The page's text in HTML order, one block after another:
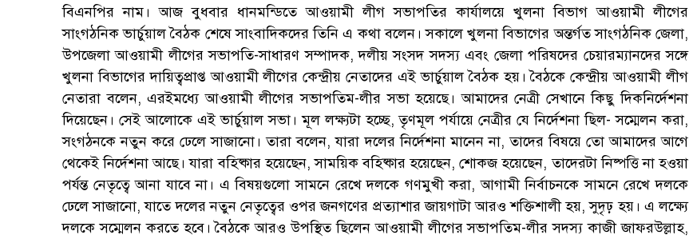
বিএনপির নাম। আজ বুধবার ধানমন্ডিতে আওয়ামী লীগ সভাপতির কার্যালয়ে খুলনা বিভাগ আওয়ামী লীগের
সাংগঠনিক ভার্চুয়াল বৈঠক শেষে সাংবাদিকদের তিনি এ কথা বলেন। সকালে খুলনা বিভাগের অন্তর্গত সাংগঠনিক জেলা,
উপজেলা আওয়ামী লীগের সভাপতি-সাধারণ সম্পাদক, দলীয় সংসদ সদস্য এবং জেলা পরিষদের চেয়ারম্যানদের সঙ্গে
খুলনা বিভাগের দায়িত্বপ্রাপ্ত আওয়ামী লীগের কেন্দ্রীয় নেতাদের এই ভার্চুয়াল বৈঠক হয়। বৈঠকে কেন্দ্রীয় আওয়ামী লীগ
নেতারা বলেন, এরইমধ্যে আওয়ামী লীগের সভাপতিম-লীর সভা হয়েছে। আমাদের নেত্রী সেখানে কিছু দিকনির্দেশনা
দিয়েছেন। সেই আলোকে এই ভার্চুয়াল সভা। মূল লক্ষ্যটা হচ্ছে, তৃণমূল পর্যায়ে নেত্রীর যে নির্দেশনা ছিল- সম্মেলন করা,
সংগঠনকে নতুন করে ঢেলে সাজানো। তারা বলেন, যারা দলের নির্দেশনা মানেন না, তাদের বিষয়ে তো আমাদের আগে
থেকেই নির্দেশনা আছে। যারা বহিষ্কার হয়েছেন, সাময়িক বহিষ্কার হয়েছেন, শোকজ হয়েছেন, তাদেরটা নিষ্পত্তি না হওয়া
পর্যন্ত নেতৃত্বে আনা যাবে না। এ বিষয়গুলো সামনে রেখে দলকে গণমুখী করা, আগামী নির্বাচনকে সামনে রেখে দলকে
ঢেলে সাজানো, যাতে দলের নতুন নেতৃত্বের ওপর জনগণের প্রত্যাশার জায়গাটা আরও শক্তিশালী হয়, সুদৃঢ় হয়। এ লক্ষ্যে
দলকে সম্মেলন করতে হবে। বৈঠকে আরও উপস্থিত ছিলেন আওয়ামী লীগের সভাপতিম-লীর সদস্য কাজী জাফরউল্লাহ,